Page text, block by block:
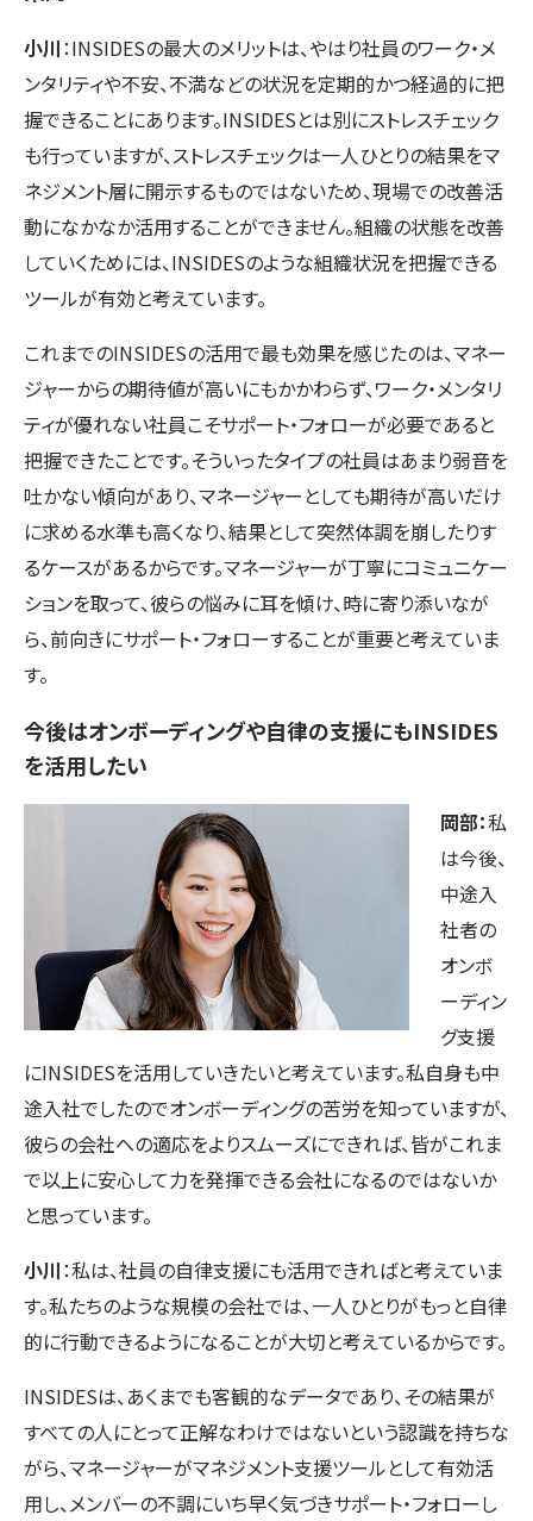
小川：INSIDESの最大のメリットは、やはり社員のワーク・メ
ンタリティや不安、不満などの状況を定期的かつ経過的に把
握できることにあります。INSIDESとは別にストレスチェック
も行っていますが、ストレスチェックは一人ひとりの結果をマ
ネジメント層に開示するものではないため、現場での改善活
動になかなか活用することができません。組織の状態を改善
していくためには、INSIDESのような組織状況を把握できる
ツールが有効と考えています。
これまでのINSIDESの活用で最も効果を感じたのは、マネー
ジャーからの期待値が高いにもかかわらず、ワーク・メンタリ
ティが優れない社員こそサポート・フォローが必要であると
把握できたことです。そういったタイプの社員はあまり弱音を
吐かない傾向があり、マネージャーとしても期待が高いだけ
に求める水準も高くなり、結果として突然体調を崩したりす
るケースがあるからです。マネージャーが丁寧にコミュニケー
ションを取って、彼らの悩みに耳を傾け、時に寄り添いなが
ら、前向きにサポート・フォローすることが重要と考えていま
す。
今後はオンボーディングや自律の支援にもINSIDES
を活用したい
岡部：私
は今後、
中途入
社者の
オンボ
ーディン
グ支援
にINSIDESを活用していきたいと考えています。私自身も中
途入社でしたのでオンボーディングの苦労を知っていますが、
彼らの会社への適応をよりスムーズにできれば、皆がこれま
で以上に安心して力を発揮できる会社になるのではないか
と思っています。
小川：私は、社員の自律支援にも活用できればと考えていま
す。私たちのような規模の会社では、一人ひとりがもっと自律
的に行動できるようになることが大切と考えているからです。
INSIDESは、あくまでも客観的なデータであり、その結果が
すべての人にとって正解なわけではないという認識を持ちな
がら、マネージャーがマネジメント支援ツールとして有効活
用し、メンバーの不調にいち早く気づきサポート・フォローし